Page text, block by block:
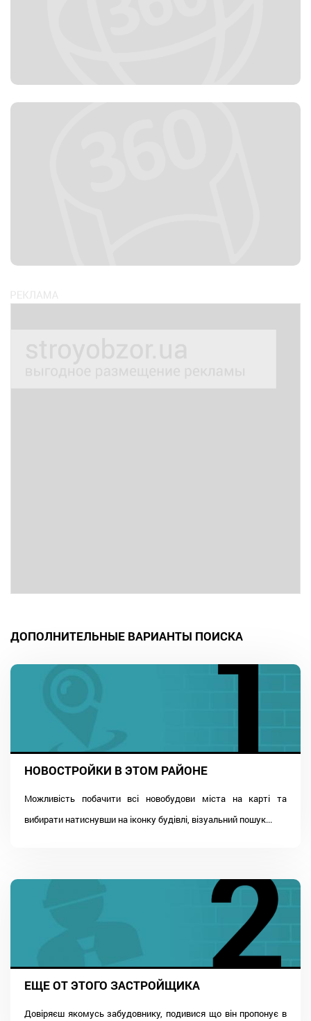
ДОПОЛНИТЕЛЬНЫЕ ВАРИАНТЫ ПОИСКА
НОВОСТРОЙКИ В ЭТОМ РАЙОНЕ
Можливість побачити всі новобудови міста на карті та
вибирати натиснувши на іконку будівлі, візуальний пошук...
ЕЩЕ ОТ ЭТОГО ЗАСТРОЙЩИКА
Довіряєш якомусь забудовнику, подивися що він пропонує в